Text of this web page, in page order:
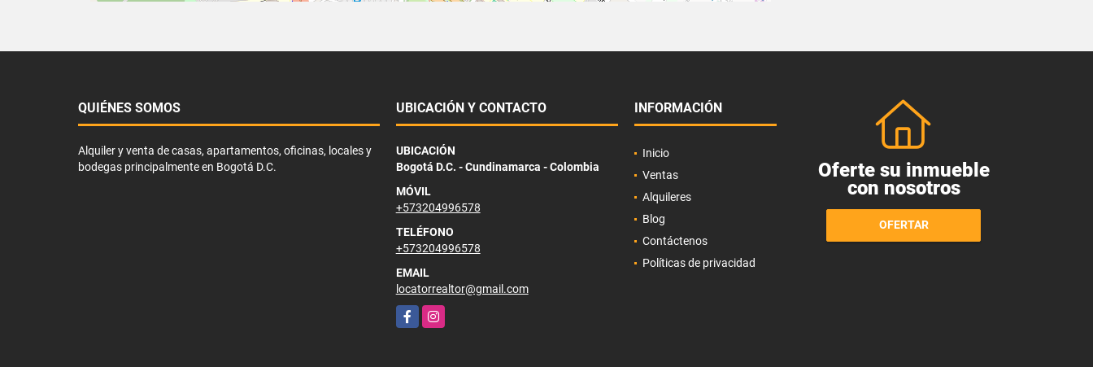
QUIÉNES SOMOS
Alquiler y venta de casas, apartamentos, oficinas, locales y
bodegas principalmente en Bogotá D.C.
UBICACIÓN Y CONTACTO
UBICACIÓN
Bogotá D.C. - Cundinamarca - Colombia
MÓVIL
+573204996578
TELÉFONO
+573204996578
EMAIL
locatorrealtor@gmail.com
FacebookInstagram
INFORMACIÓN
Inicio
Ventas
Alquileres
Blog
Contáctenos
Políticas de privacidad
Oferte su inmueble
con nosotros
OFERTAR